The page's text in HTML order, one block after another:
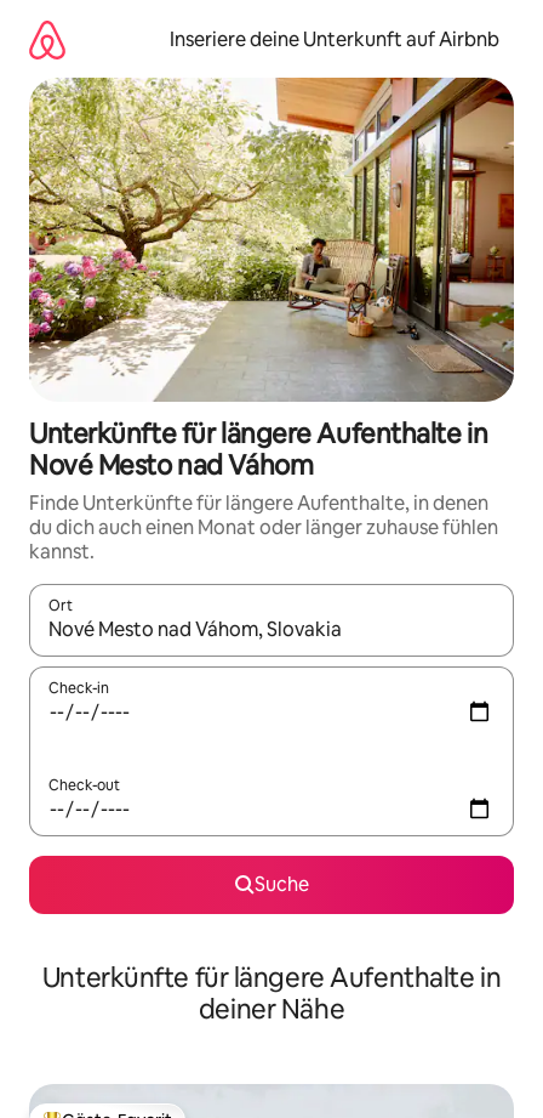
Inhalten
springen
Inseriere deine Unterkunft auf Airbnb
Unterkünfte für längere Aufenthalte in
Nové Mesto nad Váhom
Finde Unterkünfte für längere Aufenthalte, in denen
du dich auch einen Monat oder länger zuhause fühlen
kannst.
Ort
Wenn Ergebnisse verfügbar sind, navigiere mit den
Check-in
Check-out
Suche
Unterkünfte für längere Aufenthalte in
deiner Nähe